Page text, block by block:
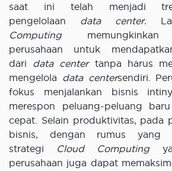
saat ini telah menjadi
pengelolaan data center.
Computingmemungkinkan
perusahaan untuk
dari data centertanpa harus
mengelola data centersendiri.
fokus menjalankan bisnis
merespon peluang-peluang
cepat. Selain produktivitas, pada
bisnis, dengan rumus
strategi Cloud Computing
perusahaan juga dapat